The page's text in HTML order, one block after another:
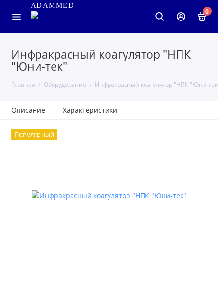
ADAMMED
0
Инфракрасный коагулятор "НПК
"Юни-тек"
Главная Оборудование Инфракрасный коагулятор "НПК "Юни-
Описание Характеристики
Популярный